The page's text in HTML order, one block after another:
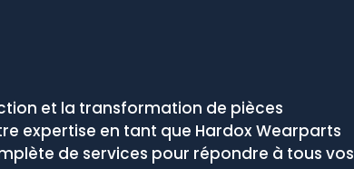
et la transformation de pièces
expertise en tant que Hardox Wearparts
de services pour répondre à tous vos